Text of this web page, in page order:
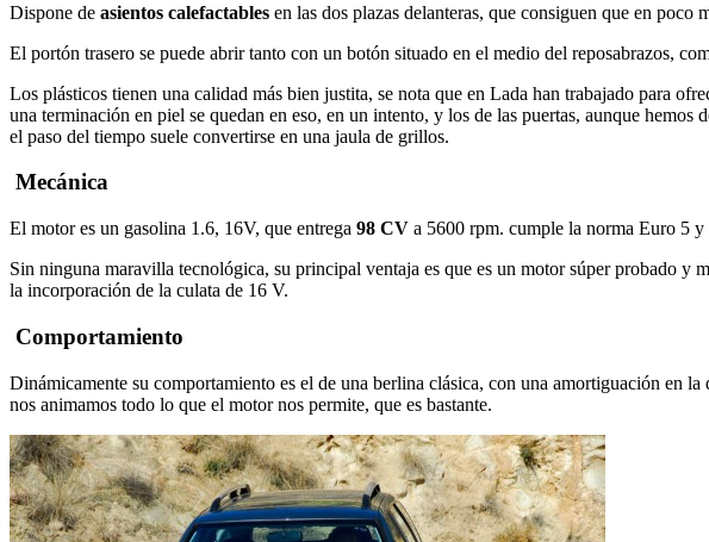
Dispone de asientos calefactables en las dos plazas delanteras, que consiguen que en
El portón trasero se puede abrir tanto con un botón situado en el medio del reposabrazos,
Los plásticos tienen una calidad más bien justita, se nota que en Lada han trabajado para
una terminación en piel se quedan en eso, en un intento, y los de las puertas, aunque
el paso del tiempo suele convertirse en una jaula de grillos.
Mecánica
El motor es un gasolina 1.6, 16V, que entrega 98 CV a 5600 rpm. cumple la norma Euro 5
Sin ninguna maravilla tecnológica, su principal ventaja es que es un motor súper probado y
la incorporación de la culata de 16 V.
Comportamiento
Dinámicamente su comportamiento es el de una berlina clásica, con una amortiguación en la
nos animamos todo lo que el motor nos permite, que es bastante.